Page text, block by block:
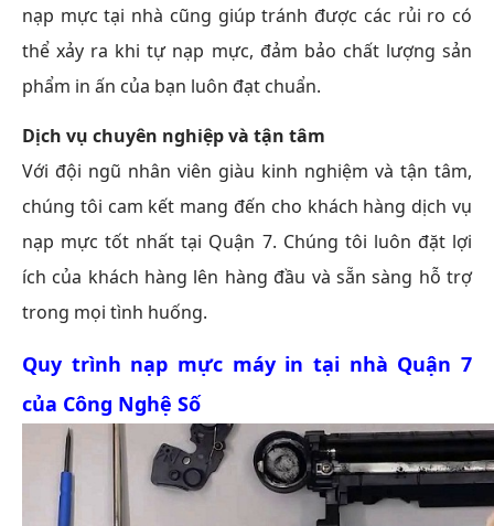
nạp mực tại nhà cũng giúp tránh được các rủi ro có
thể xảy ra khi tự nạp mực, đảm bảo chất lượng sản
phẩm in ấn của bạn luôn đạt chuẩn.
Dịch vụ chuyên nghiệp và tận tâm
Với đội ngũ nhân viên giàu kinh nghiệm và tận tâm,
chúng tôi cam kết mang đến cho khách hàng dịch vụ
nạp mực tốt nhất tại Quận 7. Chúng tôi luôn đặt lợi
ích của khách hàng lên hàng đầu và sẵn sàng hỗ trợ
trong mọi tình huống.
Quy trình nạp mực máy in tại nhà Quận 7
của Công Nghệ Số